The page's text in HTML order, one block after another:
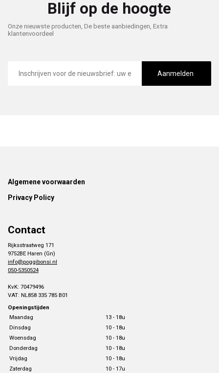
Blijf op de hoogte
Onze nieuwste producten, De beste aanbiedingen, Extra
klantenvoordeel
mailadres
Aanmelden
Footer
Algemene voorwaarden
Privacy Policy
Contact
Rijksstraatweg 171
9752BE Haren (Gn)
info@poggibonsi.nl
050-5350524
KvK: 70479496
VAT: NL858 335 785 B01
Openingstijden
Maandag
13 - 18u
Dinsdag
10 - 18u
Woensdag
10 - 18u
Donderdag
10 - 18u
Vrijdag
10 - 18u
Zaterdag
10 - 17u